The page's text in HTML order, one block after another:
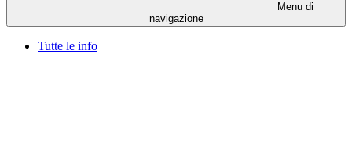
Menu di
navigazione
Tutte le info